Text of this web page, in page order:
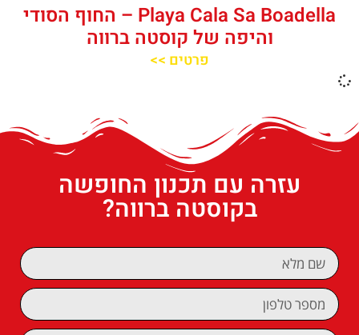
‪‪Playa Cala Sa Boadella‬‬ – החוף הסודי
והיפה של קוסטה ברווה
פרטים >>
עזרה עם תכנון החופשה
בקוסטה ברווה?